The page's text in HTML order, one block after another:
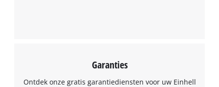
Garanties
Ontdek onze gratis garantiediensten voor uw Einhell